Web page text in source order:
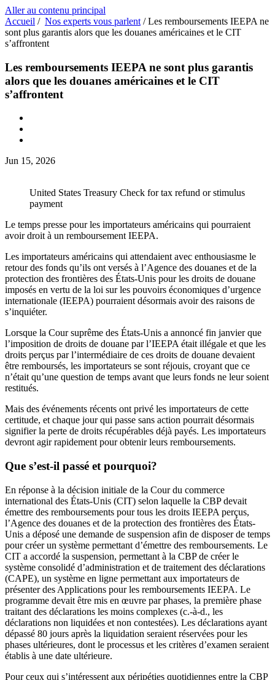
Aller au contenu principal
Accueil / Nos experts vous parlent /Les remboursements IEEPA ne
sont plus garantis alors que les douanes américaines et le CIT
s’affrontent
Les remboursements IEEPA ne sont plus garantis
alors que les douanes américaines et le CIT
s’affrontent
Jun 15, 2026
United States Treasury Check for tax refund or stimulus
payment
Le temps presse pour les importateurs américains qui pourraient
avoir droit à un remboursement IEEPA.
Les importateurs américains qui attendaient avec enthousiasme le
retour des fonds qu’ils ont versés à l’Agence des douanes et de la
protection des frontières des États-Unis pour les droits de douane
imposés en vertu de la loi sur les pouvoirs économiques d’urgence
internationale (IEEPA) pourraient désormais avoir des raisons de
s’inquiéter.
Lorsque la Cour suprême des États-Unis a annoncé fin janvier que
l’imposition de droits de douane par l’IEEPA était illégale et que les
droits perçus par l’intermédiaire de ces droits de douane devaient
être remboursés, les importateurs se sont réjouis, croyant que ce
n’était qu’une question de temps avant que leurs fonds ne leur soient
restitués.
Mais des événements récents ont privé les importateurs de cette
certitude, et chaque jour qui passe sans action pourrait désormais
signifier la perte de droits récupérables déjà payés. Les importateurs
devront agir rapidement pour obtenir leurs remboursements.
Que s’est-il passé et pourquoi?
En réponse à la décision initiale de la Cour du commerce
international des États-Unis (CIT) selon laquelle la CBP devait
émettre des remboursements pour tous les droits IEEPA perçus,
l’Agence des douanes et de la protection des frontières des États-
Unis a déposé une demande de suspension afin de disposer de temps
pour créer un système permettant d’émettre des remboursements. Le
CIT a accordé la suspension, permettant à la CBP de créer le
système consolidé d’administration et de traitement des déclarations
(CAPE), un système en ligne permettant aux importateurs de
présenter des Applications pour les remboursements IEEPA. Le
programme devait être mis en œuvre par phases, la première phase
traitant des déclarations les moins complexes (c.-à-d., les
déclarations non liquidées et non contestées). Les déclarations ayant
dépassé 80 jours après la liquidation seraient réservées pour les
phases ultérieures, dont le processus et les critères d’examen seraient
établis à une date ultérieure.
Pour ceux qui s’intéressent aux péripéties quotidiennes entre la CBP